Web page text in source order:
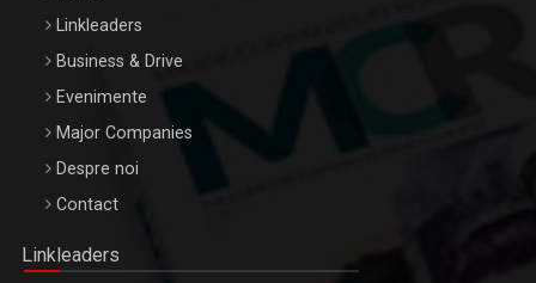
Linkleaders
Business & Drive
Evenimente
Major Companies
Despre noi
Contact
Linkleaders